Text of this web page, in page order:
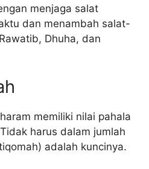
menjaga salat
dan menambah salat-
Dhuha, dan
memiliki nilai pahala
harus dalam jumlah
adalah kuncinya.